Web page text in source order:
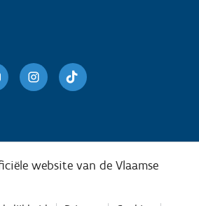
YoutubeInstagram